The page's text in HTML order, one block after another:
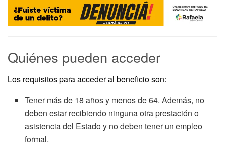
Quiénes pueden acceder
Los requisitos para acceder al beneficio son:
Tener más de 18 años y menos de 64. Además, no
deben estar recibiendo ninguna otra prestación o
asistencia del Estado y no deben tener un empleo
formal.